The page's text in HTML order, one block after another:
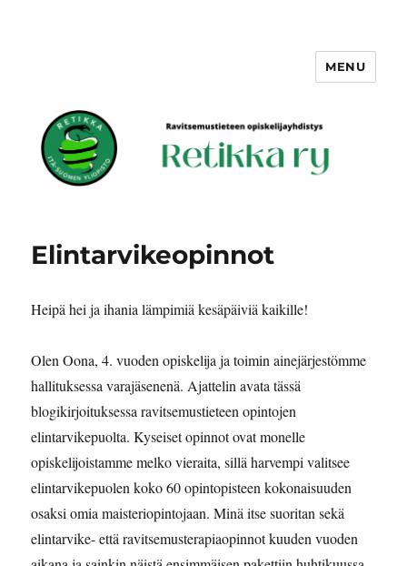
MENU
Elintarvikeopinnot
Heipä hei ja ihania lämpimiä kesäpäiviä kaikille!
Olen Oona, 4. vuoden opiskelija ja toimin ainejärjestömme
hallituksessa varajäsenenä. Ajattelin avata tässä
blogikirjoituksessa ravitsemustieteen opintojen
elintarvikepuolta. Kyseiset opinnot ovat monelle
opiskelijoistamme melko vieraita, sillä harvempi valitsee
elintarvikepuolen koko 60 opintopisteen kokonaisuuden
osaksi omia maisteriopintojaan. Minä itse suoritan sekä
elintarvike- että ravitsemusterapiaopinnot kuuden vuoden